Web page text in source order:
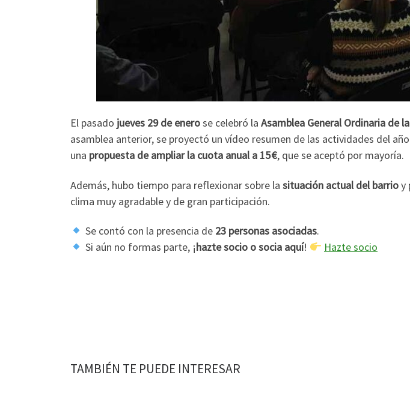
El pasado jueves 29 de enerose celebró la Asamblea General Ordinaria de
asamblea anterior, se proyectó un vídeo resumen de las actividades del
una propuesta de ampliar la cuota anual a 15 €, que se aceptó por mayoría.
Además, hubo tiempo para reflexionar sobre la situación actual del barrioy
clima muy agradable y de gran participación.
Se contó con la presencia de 23 personas asociadas.
Si aún no formas parte, ¡hazte socio o socia aquí! Hazte socio
TAMBIÉN TE PUEDE INTERESAR